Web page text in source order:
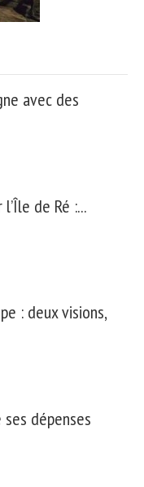
avec des
de Ré :...
: deux visions,
dépenses